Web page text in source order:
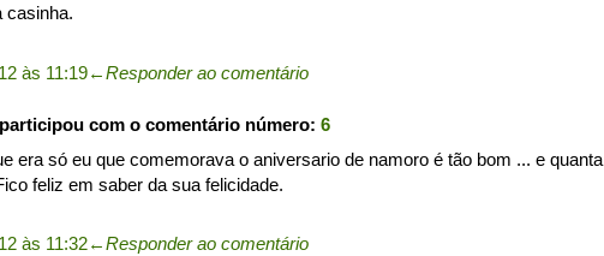
casinha.
às 11:19←Responder ao comentário
participou com o comentário número: 6
era só eu que comemorava o aniversario de namoro é tão bom ... e quanta
feliz em saber da sua felicidade.
às 11:32←Responder ao comentário